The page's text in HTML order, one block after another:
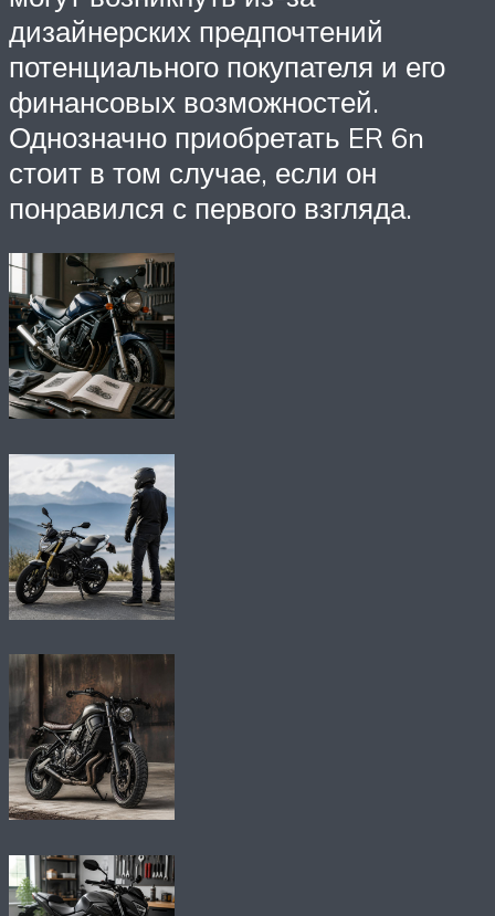
дизайнерских предпочтений
потенциального покупателя и его
финансовых возможностей.
Однозначно приобретать ER 6n
стоит в том случае, если он
понравился с первого взгляда.